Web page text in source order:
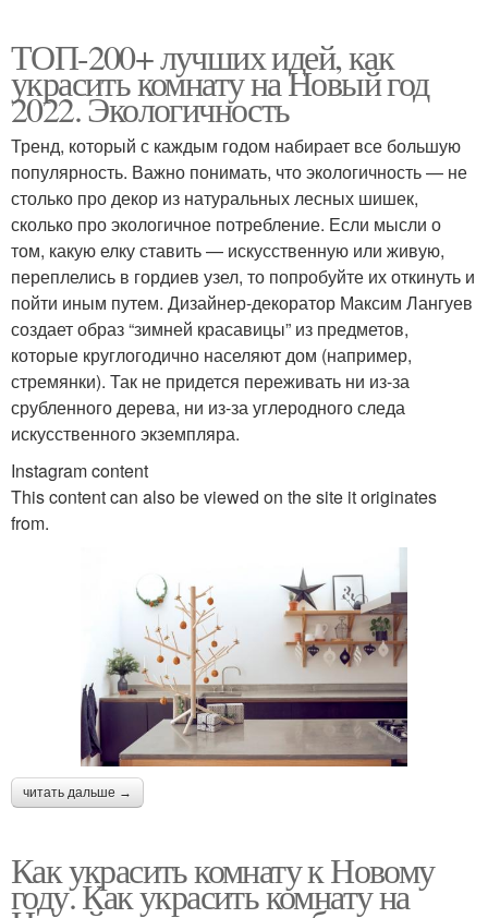
ТОП-200+ лучших идей, как
украсить комнату на Новый год
2022. Экологичность
Тренд, который с каждым годом набирает все большую
популярность. Важно понимать, что экологичность — не
столько про декор из натуральных лесных шишек,
сколько про экологичное потребление. Если мысли о
том, какую елку ставить — искусственную или живую,
переплелись в гордиев узел, то попробуйте их откинуть и
пойти иным путем. Дизайнер-декоратор Максим Лангуев
создает образ “зимней красавицы” из предметов,
которые круглогодично населяют дом (например,
стремянки). Так не придется переживать ни из-за
срубленного дерева, ни из-за углеродного следа
искусственного экземпляра.
Instagram content
This content can also be viewed on the site it originates
from.
читать дальше →
Как украсить комнату к Новому
году. Как украсить комнату на